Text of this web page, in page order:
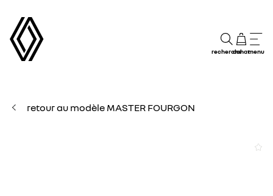
rechercheachatmenu
retour au modèle MASTER FOURGON